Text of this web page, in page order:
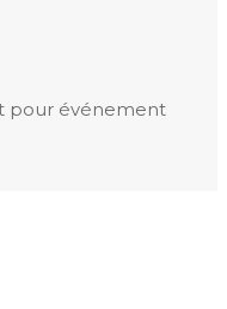
pour événement